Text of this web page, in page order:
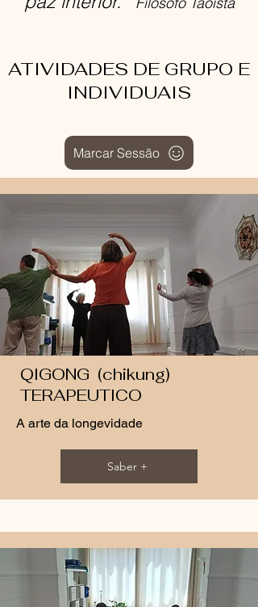
ATIVIDADES DE GRUPO E
INDIVIDUAIS
Marcar Sessão
QIGONG (chikung)
TERAPEUTICO
A arte da longevidade
Saber +